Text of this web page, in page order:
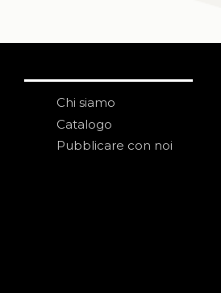
Chi siamo
Catalogo
Pubblicare con noi